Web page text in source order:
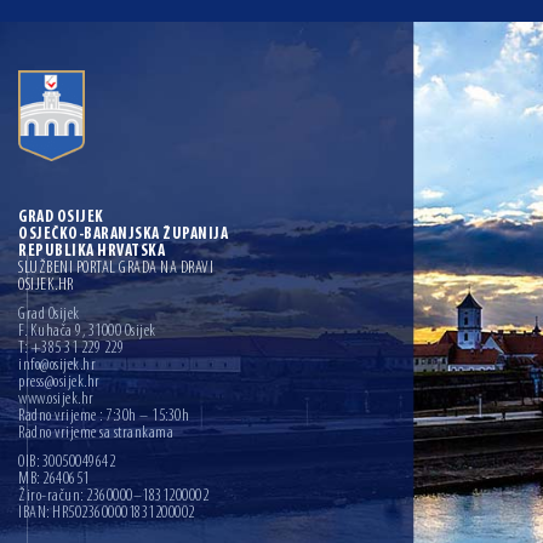
GRAD OSIJEK
OSJEČKO-BARANJSKA ŽUPANIJA
REPUBLIKA HRVATSKA
SLUŽBENI PORTAL GRADA NA DRAVI
OSIJEK.HR
Grad Osijek
F. Kuhača 9, 31000 Osijek
T: +385 31 229 229
info@osijek.hr
press@osijek.hr
www.osijek.hr
Radno vrijeme : 7:30h – 15:30h
Radno vrijeme sa strankama
OIB: 30050049642
MB: 2640651
Žiro-račun: 2360000–1831200002
IBAN: HR5023600001831200002